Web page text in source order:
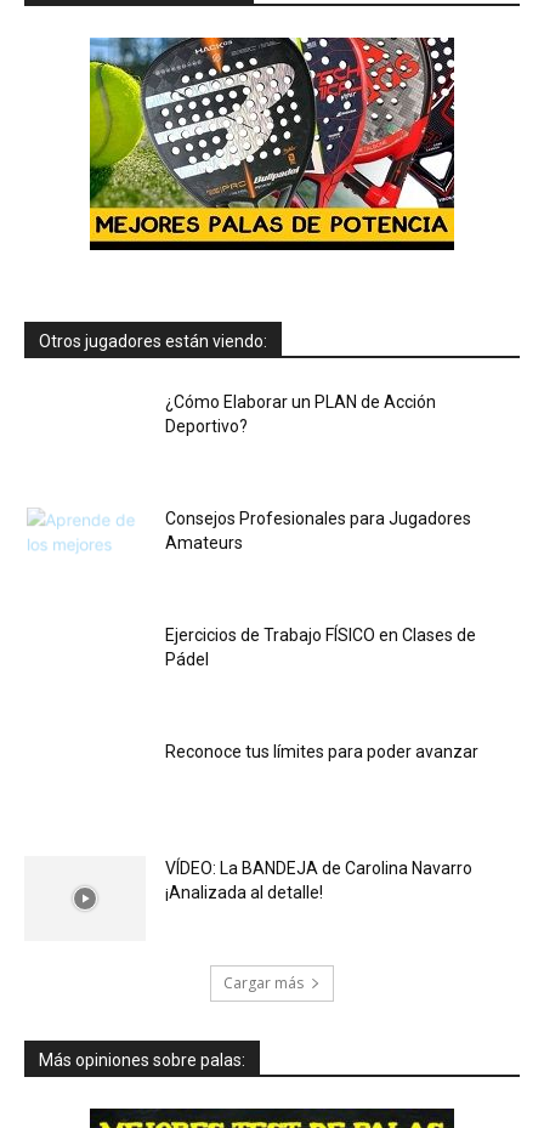
Otros jugadores están viendo:
¿Cómo Elaborar un PLAN de Acción
Deportivo?
Consejos Profesionales para Jugadores
Amateurs
Ejercicios de Trabajo FÍSICO en Clases de
Pádel
Reconoce tus límites para poder avanzar
VÍDEO: La BANDEJA de Carolina Navarro
¡Analizada al detalle!
Cargar más
Más opiniones sobre palas: